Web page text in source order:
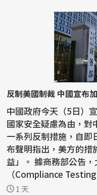
反制美國制裁 中國宣布
中國政府今天（5日）
國家安全疑慮為由，對
一系列反制措施，自即日起實施。 中
布聲明指出，美方的措
益」。 據商務部公告，北京當局將美國合規性測試公司
（Compliance
plied...
1 天